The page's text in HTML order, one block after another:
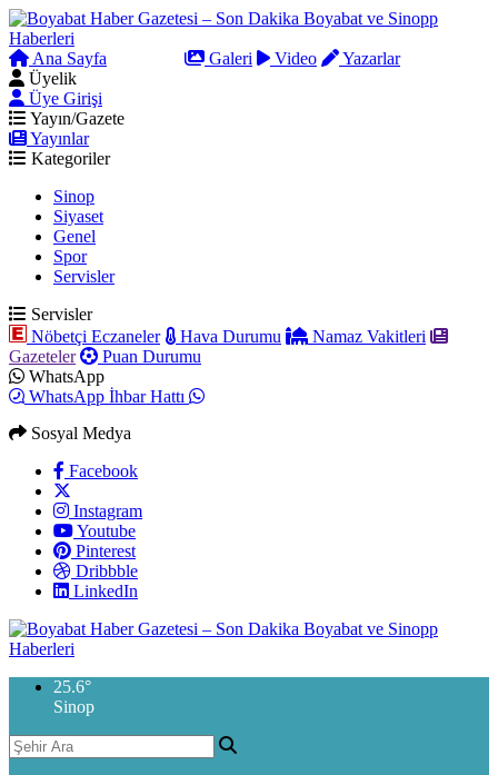
Ana Sayfa Galeri Video
Yazarlar
Üyelik
Üye Girişi
Yayın/Gazete
Yayınlar
Kategoriler
Sinop
Siyaset
Genel
Spor
Servisler
Servisler
Nöbetçi Eczaneler
Hava Durumu
Namaz Vakitleri
Gazeteler
Puan Durumu
WhatsApp
WhatsApp İhbar Hattı
Sosyal Medya
Facebook
Instagram
Youtube
Pinterest
Dribbble
LinkedIn
25.6°
Sinop